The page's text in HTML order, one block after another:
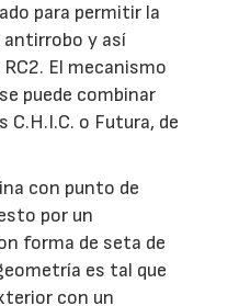
para permitir la
antirrobo y así
El mecanismo
puede combinar
o Futura, de
con punto de
por un
forma de seta de
es tal que
con un